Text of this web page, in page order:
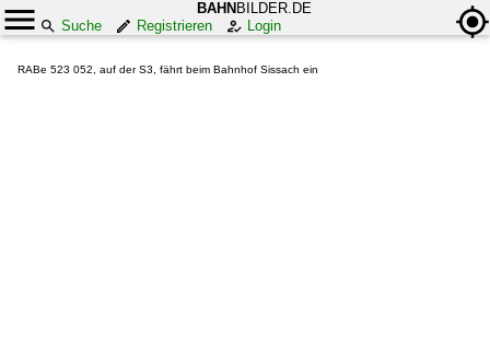
BAHN BILDER.DE
Suche
Registrieren Login
RABe 523 052, auf der S3, fährt beim Bahnhof Sissach ein